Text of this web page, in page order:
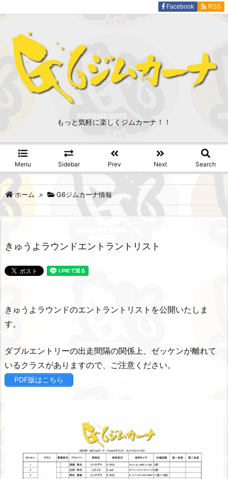
もっと気軽に楽しくジムカーナ！！
Menu Sidebar Prev Next Search
Facebook RSS
ホーム > G6ジムカーナ情報
きゅうよラウンドエントラントリスト
きゅうよラウンドのエントラントリストを公開いたしま
す。
ダブルエントリーの出走間隔の関係上、ゼッケンが離れて
いるクラスがありますので、ご注意ください。
PDF版はこちら